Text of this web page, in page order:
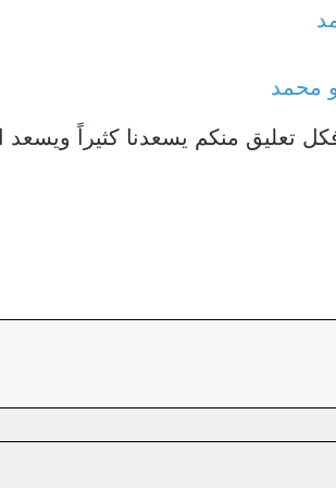
محمد
تعليق منكم يسعدنا كثيراً